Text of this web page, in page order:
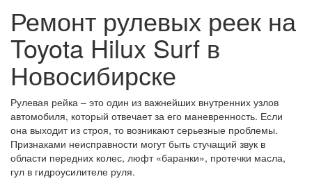
Ремонт рулевых реек на
Toyota Hilux Surf в
Новосибирске
Рулевая рейка – это один из важнейших внутренних узлов
автомобиля, который отвечает за его маневренность. Если
она выходит из строя, то возникают серьезные проблемы.
Признаками неисправности могут быть стучащий звук в
области передних колес, люфт «баранки», протечки масла,
гул в гидроусилителе руля.